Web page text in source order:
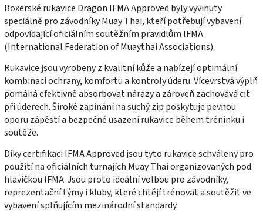
Boxerské rukavice Dragon IFMA Approved byly vyvinuty
speciálně pro závodníky Muay Thai, kteří potřebují vybavení
odpovídající oficiálním soutěžním pravidlům IFMA
(International Federation of Muaythai Associations).
Rukavice jsou vyrobeny z kvalitní kůže a nabízejí optimální
kombinaci ochrany, komfortu a kontroly úderu. Vícevrstvá výplň
pomáhá efektivně absorbovat nárazy a zároveň zachovává cit
při úderech. Široké zapínání na suchý zip poskytuje pevnou
oporu zápěstí a bezpečné usazení rukavice během tréninku i
soutěže.
Díky certifikaci IFMA Approved jsou tyto rukavice schváleny pro
použití na oficiálních turnajích Muay Thai organizovaných pod
hlavičkou IFMA. Jsou proto ideální volbou pro závodníky,
reprezentační týmy i kluby, které chtějí trénovat a soutěžit ve
vybavení splňujícím mezinárodní standardy.